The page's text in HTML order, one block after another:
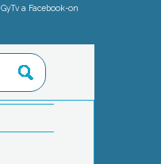
GyTv a Facebook-on